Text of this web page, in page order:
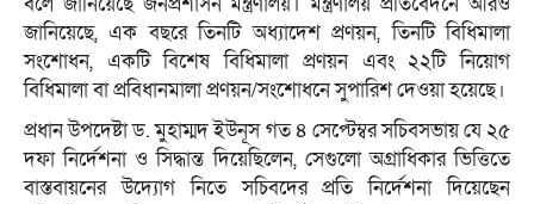
জানিয়েছে, এক বছরে তিনটি অধ্যাদেশ প্রণয়ন, তিনটি বিধিমালা
সংশোধন, একটি বিশেষ বিধিমালা প্রণয়ন এবং ২২টি নিয়োগ
বিধিমালা বা প্রবিধানমালা প্রণয়ন/সংশোধনে সুপারিশ দেওয়া হয়েছে।
প্রধান উপদেষ্টা ড. মুহাম্মদ ইউনূস গত ৪ সেপ্টেম্বর সচিবসভায় যে ২৫
দফা নির্দেশনা ও সিদ্ধান্ত দিয়েছিলেন, সেগুলো অগ্রাধিকার ভিত্তিতে
বাস্তবায়নের উদ্যোগ নিতে সচিবদের প্রতি নির্দেশনা দিয়েছেন